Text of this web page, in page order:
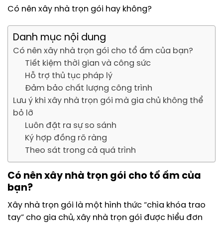
Có nên xây nhà trọn gói hay không?
Danh mục nội dung
Có nên xây nhà trọn gói cho tổ ấm của bạn?
Tiết kiệm thời gian và công sức
Hỗ trợ thủ tục pháp lý
Đảm bảo chất lượng công trình
Lưu ý khi xây nhà trọn gói mà gia chủ không thể
bỏ lỡ
Luôn đặt ra sự so sánh
Ký hợp đồng rõ ràng
Theo sát trong cả quá trình
Có nên xây nhà trọn gói cho tổ ấm của
bạn?
Xây nhà trọn gói là một hình thức “chìa khóa trao
tay” cho gia chủ, xây nhà trọn gói được hiểu đơn